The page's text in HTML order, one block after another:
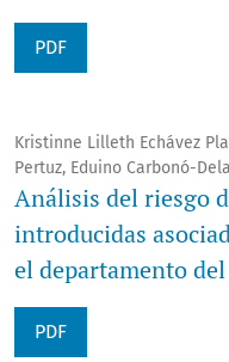
PDF
Kristinne Lilleth Echávez
Pertuz, Eduino Carbonó-
Análisis del riesgo
introducidas
el departamento
PDF